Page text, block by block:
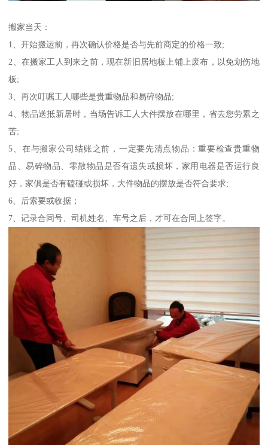
搬家当天：
1、开始搬运前，再次确认价格是否与先前商定的价格一致;
2、在搬家工人到来之前，现在新旧居地板上铺上废布，以免划伤地
板;
3、再次叮嘱工人哪些是贵重物品和易碎物品;
4、物品送抵新居时，当场告诉工人大件摆放在哪里，省去您劳累之
苦;
5、在与搬家公司结账之前，一定要先清点物品：重要检查贵重物
品、易碎物品、零散物品是否有遗失或损坏，家用电器是否运行良
好，家俱是否有磕碰或损坏，大件物品的摆放是否符合要求;
6、后索要或收据；
7、记录合同号、司机姓名、车号之后，才可在合同上签字。